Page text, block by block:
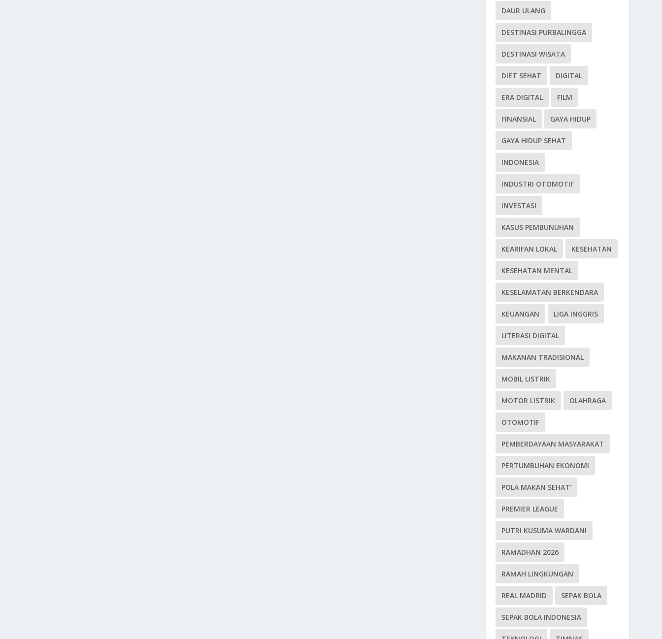
DAUR ULANG
DESTINASI PURBALINGGA
DESTINASI WISATA
DIET SEHAT DIGITAL
ERA DIGITAL FILM
FINANSIAL GAYA HIDUP
GAYA HIDUP SEHAT
INDONESIA
INDUSTRI OTOMOTIF
INVESTASI
KASUS PEMBUNUHAN
KEARIFAN LOKAL KESEHATAN
KESEHATAN MENTAL
KESELAMATAN BERKENDARA
KEUANGAN LIGA INGGRIS
LITERASI DIGITAL
MAKANAN TRADISIONAL
MOBIL LISTRIK
MOTOR LISTRIK OLAHRAGA
OTOMOTIF
PEMBERDAYAAN MASYARAKAT
PERTUMBUHAN EKONOMI
POLA MAKAN SEHAT'
PREMIER LEAGUE
PUTRI KUSUMA WARDANI
RAMADHAN 2026
RAMAH LINGKUNGAN
REAL MADRID SEPAK BOLA
SEPAK BOLA INDONESIA